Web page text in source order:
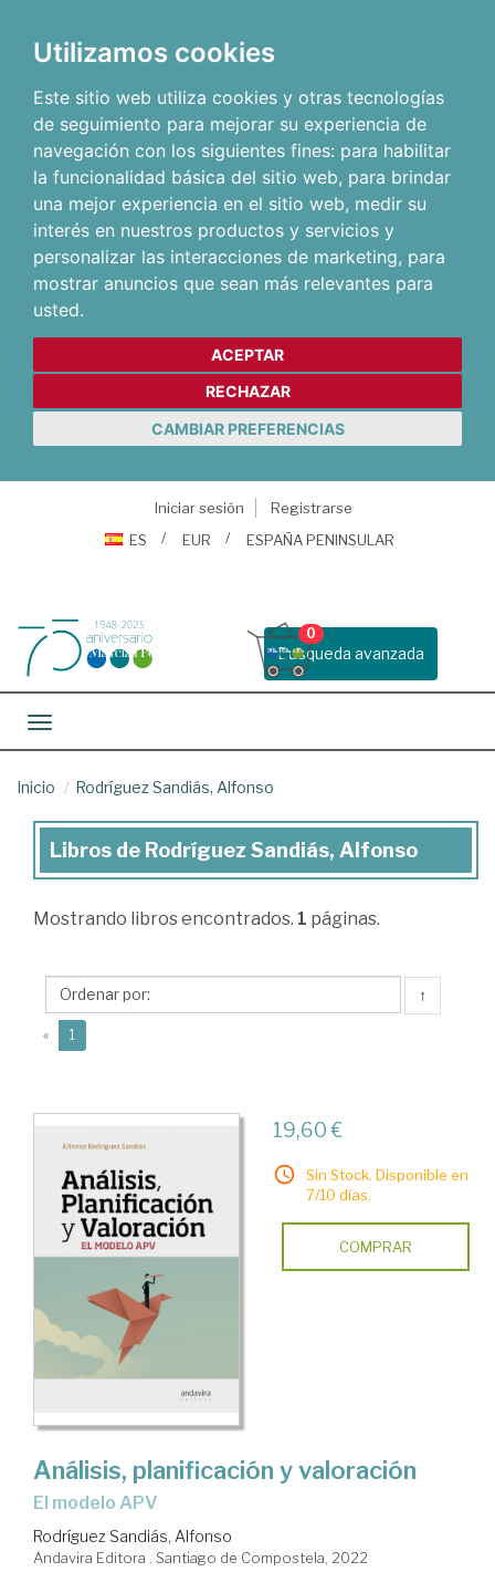
Utilizamos cookies
Este sitio web utiliza cookies y otras tecnologías
de seguimiento para mejorar su experiencia de
navegación con los siguientes fines: para habilitar
la funcionalidad básica del sitio web, para brindar
una mejor experiencia en el sitio web, medir su
interés en nuestros productos y servicios y
personalizar las interacciones de marketing, para
mostrar anuncios que sean más relevantes para
usted.
ACEPTAR
RECHAZAR
CAMBIAR PREFERENCIAS
Iniciar sesión
Registrarse
ES
EUR ESPAÑA PENINSULAR
Busqueda avanzada
0
Toggle navigation
Inicio Rodríguez Sandiás, Alfonso
Libros
Rodríguez
Alfonso
Libros de Rodríguez Sandiás, Alfonso
Mostrando libros encontrados. 1 páginas.
↑
« 1
19,60 €
Sin Stock. Disponible en
7/10 días.
COMPRAR
Análisis, planificación y valoración
el modelo APV
Rodríguez Sandiás, Alfonso
Andavira Editora . Santiago de Compostela, 2022